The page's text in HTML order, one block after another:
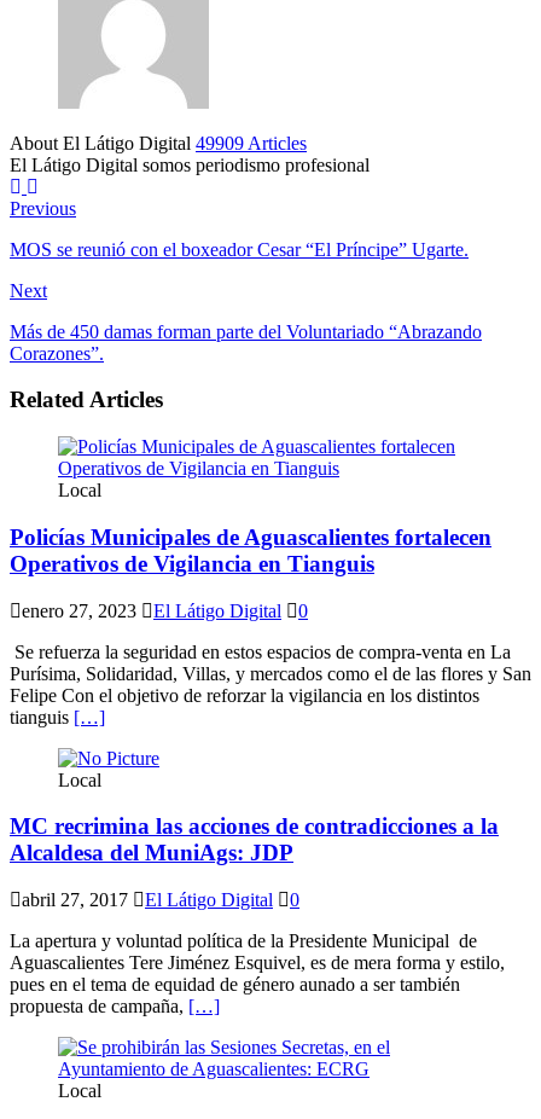
About El Látigo Digital 49909 Articles
El Látigo Digital somos periodismo profesional
Website
Previous
MOS se reunió con el boxeador Cesar “El Príncipe” Ugarte.
Next
Más de 450 damas forman parte del Voluntariado “Abrazando
Corazones”.
Related Articles
Local
Policías Municipales de Aguascalientes fortalecen
Operativos de Vigilancia en Tianguis
enero 27, 2023 El Látigo Digital
0
Se refuerza la seguridad en estos espacios de compra-venta en La
Purísima, Solidaridad, Villas, y mercados como el de las flores y San
Felipe Con el objetivo de reforzar la vigilancia en los distintos
tianguis […]
Local
MC recrimina las acciones de contradicciones a la
Alcaldesa del MuniAgs: JDP
abril 27, 2017 El Látigo Digital
0
La apertura y voluntad política de la Presidente Municipal de
Aguascalientes Tere Jiménez Esquivel, es de mera forma y estilo,
pues en el tema de equidad de género aunado a ser también
propuesta de campaña, […]
Local